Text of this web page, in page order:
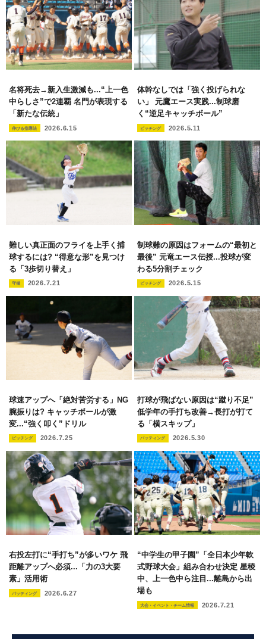
名将死去→新入生激減も...“上一色
中らしさ”で2連覇 名門が表現する
「新たな伝統」
伸びる指導法 2026.6.15
体幹なしでは「強く投げられな
い」 元鷹エース実践...制球磨
く“逆足キャッチボール”
ピッチング 2026.5.11
難しい真正面のフライを上手く捕
球するには? “得意な形”を見つけ
る「3歩切り替え」
守備 2026.7.21
制球難の原因はフォームの“最初と
最後” 元竜エース伝授...投球が変
わる5分割チェック
ピッチング 2026.5.15
球速アップへ「絶対苦労する」NG
腕振りは? キャッチボールが激
変...“強く叩く”ドリル
ピッチング 2026.7.25
打球が飛ばない原因は“蹴り不足”
低学年の手打ち改善→長打が打て
る「横スキップ」
バッティング 2026.5.30
右投左打に“手打ち”が多いワケ 飛
距離アップへ必須...「力の3大要
素」活用術
バッティング 2026.6.27
“中学生の甲子園”「全日本少年軟
式野球大会」組み合わせ決定 星稜
中、上一色中ら注目...離島から出
場も
大会・イベント・チーム情報 2026.7.21